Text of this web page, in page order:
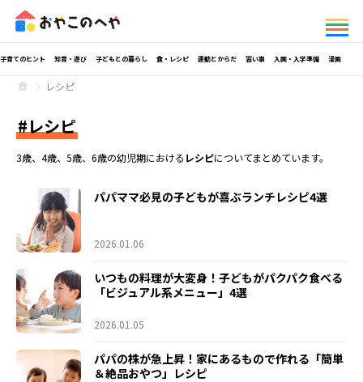
子育てのヒント 知育・遊び 子どもとの暮らし 食・レシピ 運動とからだ 習い事 入園・入学準備 漫画
レシピ
レシピ
3歳、4歳、5歳、6歳の幼児期における レシピについてまとめています。
パパママ必見の子どもが喜ぶランチレシピ4選
2026.01.06
いつもの料理が大変身！子どもがパクパク食べる
「ビジュアル系メニュー」4選
2026.01.05
パパの株が急上昇！家にあるもので作れる「簡単
＆絶品おやつ」レシピ